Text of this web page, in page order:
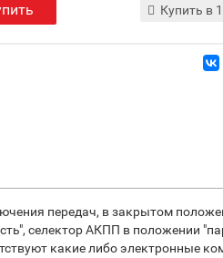
Купить в
передач, в закрытом
селектор АКПП в положении
какие либо электронные